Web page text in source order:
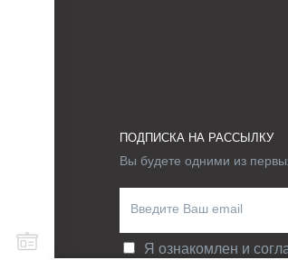
ПОДПИСКА НА РАССЫЛКУ
Вы будете одними из
Я ознакомлен и